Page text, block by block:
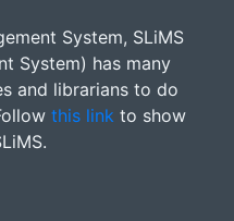
System, SLiMS
System) has many
and librarians to do
this link to show